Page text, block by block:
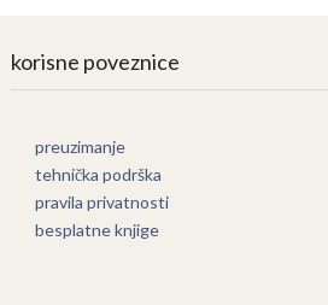
korisne poveznice
preuzimanje
tehnička podrška
pravila privatnosti
besplatne knjige